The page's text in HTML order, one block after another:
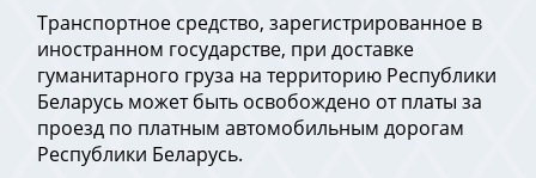
Транспортное средство, зарегистрированное в
иностранном государстве, при доставке
гуманитарного груза на территорию Республики
Беларусь может быть освобождено от платы за
проезд по платным автомобильным дорогам
Республики Беларусь.